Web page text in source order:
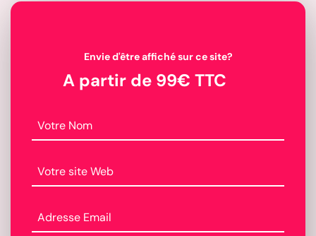
Envie d'être affiché sur ce site?
A partir de 99€ TTC